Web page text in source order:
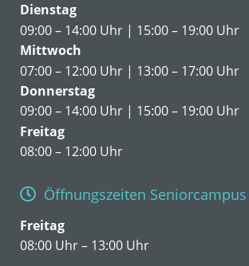
Dienstag
09:00 – 14:00 Uhr | 15:00 – 19:00 Uhr
Mittwoch
07:00 – 12:00 Uhr | 13:00 – 17:00 Uhr
Donnerstag
09:00 – 14:00 Uhr | 15:00 – 19:00 Uhr
Freitag
08:00 – 12:00 Uhr
Öffnungszeiten Seniorcampus
Freitag
08:00 Uhr – 13:00 Uhr